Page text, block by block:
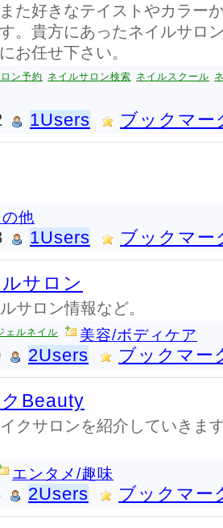
た好きなテイストやカラー
。貴方にあったネイルサロ
お任せ下さい。
ン予約 ネイルサロン検索 ネイルスクール
1Users ブックマー
他
1Users ブックマー
サロン
サロン情報など。
ェルネイル 美容/ボディケア
2Users ブックマー
Beauty
クサロンを紹介していきま
エンタメ/趣味
2Users ブックマー